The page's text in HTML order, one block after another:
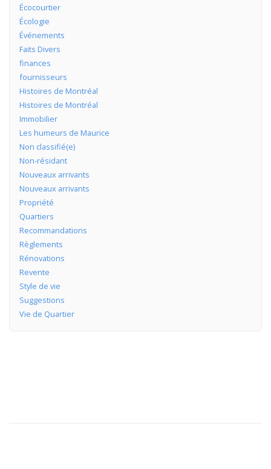
Écocourtier
Écologie
Événements
Faits Divers
finances
fournisseurs
Histoires de Montréal
Histoires de Montréal
Immobilier
Les humeurs de Maurice
Non classifié(e)
Non-résidant
Nouveaux arrivants
Nouveaux arrivants
Propriété
Quartiers
Recommandations
Règlements
Rénovations
Revente
Style de vie
Suggestions
Vie de Quartier